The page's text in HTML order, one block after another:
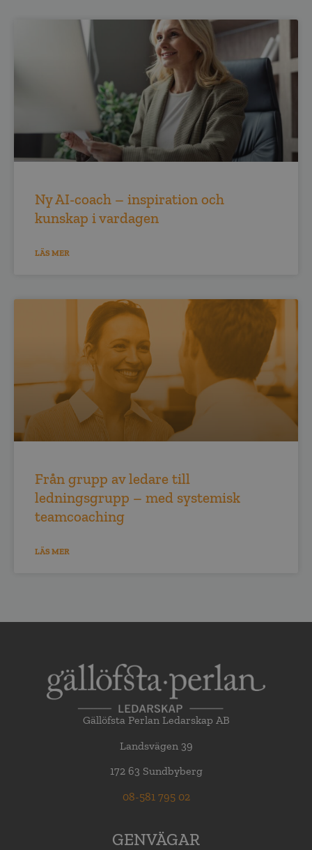
Ny AI-coach – inspiration och
kunskap i vardagen
LÄS MER
Från grupp av ledare till
ledningsgrupp – med systemisk
teamcoaching
LÄS MER
Gällöfsta Perlan Ledarskap AB
Landsvägen 39
172 63 Sundbyberg
08-581 795 02
GENVÄGAR